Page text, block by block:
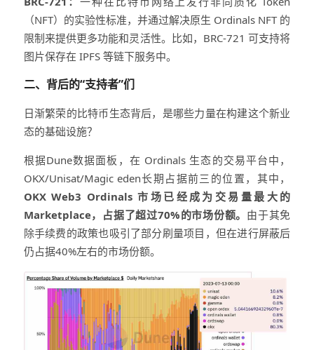
（NFT）的实验性标准，并通过解决原生 Ordinals NFT 的
限制来提供更多功能和灵活性。比如，BRC-721 可支持将
图片保存在 IPFS 等链下服务中。
二、背后的“支持者”们
日渐繁荣的比特币生态背后，是哪些力量在构建这个新业
态的基础设施？
根据Dune数据面板，在 Ordinals 生态的交易平台中，
OKX/Unisat/Magic eden长期占据前三的位置，其中，
OKX Web3 Ordinals 市场已经成为交易量最大的
Marketplace，占据了超过70%的市场份额。 由于其免
除手续费的政策也吸引了部分刷量项目，但在进行屏蔽后
仍占据40%左右的市场份额。